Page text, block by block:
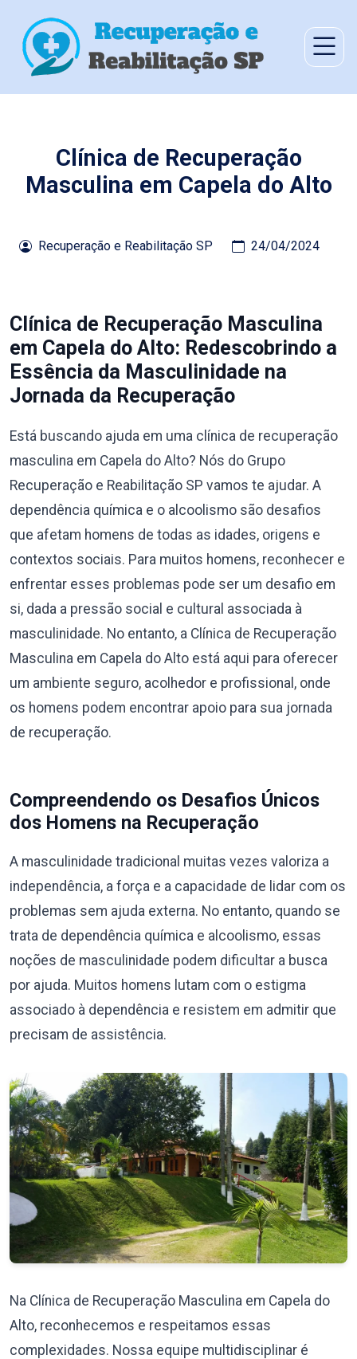
Clínica de Recuperação
Masculina em Capela do Alto
Recuperação e Reabilitação SP 24/04/2024
Clínica de Recuperação Masculina
em Capela do Alto: Redescobrindo a
Essência da Masculinidade na
Jornada da Recuperação
Está buscando ajuda em uma clínica de recuperação
masculina em Capela do Alto? Nós do Grupo
Recuperação e Reabilitação SP vamos te ajudar. A
dependência química e o alcoolismo são desafios
que afetam homens de todas as idades, origens e
contextos sociais. Para muitos homens, reconhecer e
enfrentar esses problemas pode ser um desafio em
si, dada a pressão social e cultural associada à
masculinidade. No entanto, a Clínica de Recuperação
Masculina em Capela do Alto está aqui para oferecer
um ambiente seguro, acolhedor e profissional, onde
os homens podem encontrar apoio para sua jornada
de recuperação.
Compreendendo os Desafios Únicos
dos Homens na Recuperação
A masculinidade tradicional muitas vezes valoriza a
independência, a força e a capacidade de lidar com os
problemas sem ajuda externa. No entanto, quando se
trata de dependência química e alcoolismo, essas
noções de masculinidade podem dificultar a busca
por ajuda. Muitos homens lutam com o estigma
associado à dependência e resistem em admitir que
precisam de assistência.
Na Clínica de Recuperação Masculina em Capela do
Alto, reconhecemos e respeitamos essas
complexidades. Nossa equipe multidisciplinar é